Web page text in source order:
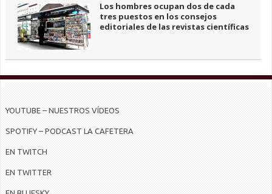
Los hombres ocupan dos de cada
tres puestos en los consejos
editoriales de las revistas científicas
YOUTUBE – NUESTROS VÍDEOS
SPOTIFY – PODCAST LA CAFETERA
EN TWITCH
EN TWITTER